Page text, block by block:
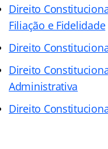
Direito
Filiação e Fidelidade
Direito
Direito
Administrativa
Direito